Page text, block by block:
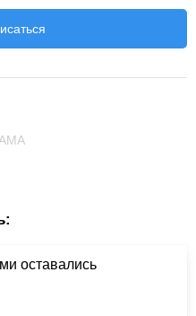
оставались